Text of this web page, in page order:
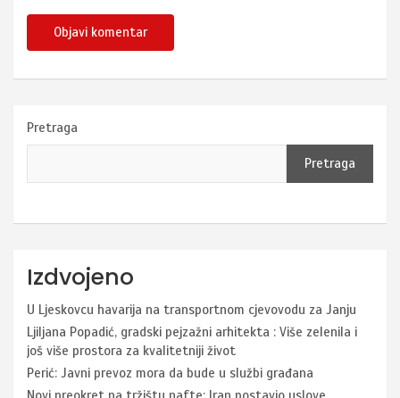
Pretraga
Pretraga
Izdvojeno
U Ljeskovcu havarija na transportnom cjevovodu za Janju
Ljiljana Popadić, gradski pejzažni arhitekta : Više zelenila i
još više prostora za kvalitetniji život
Perić: Javni prevoz mora da bude u službi građana